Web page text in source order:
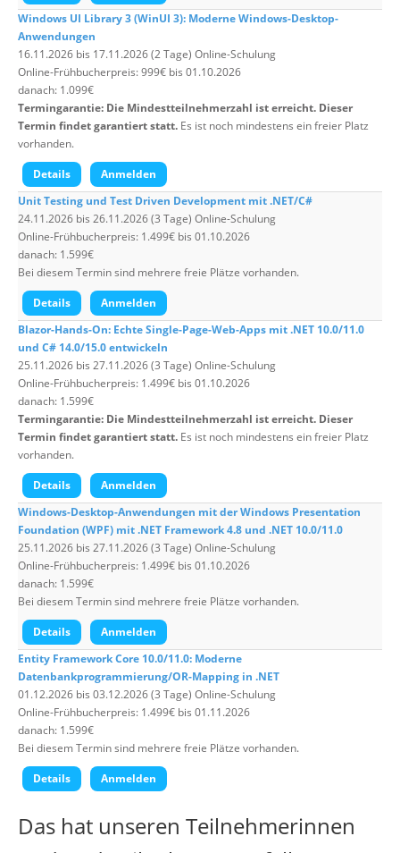
Windows UI Library 3 (WinUI 3): Moderne Windows-Desktop-
Anwendungen
16.11.2026 bis 17.11.2026 (2 Tage) Online-Schulung
Online-Frühbucherpreis: 999€ bis 01.10.2026
danach: 1.099€
Termingarantie: Die Mindestteilnehmerzahl ist erreicht. Dieser
Termin findet garantiert statt. Es ist noch mindestens ein freier Platz
vorhanden.
Details
Anmelden
Unit Testing und Test Driven Development mit .NET/C#
24.11.2026 bis 26.11.2026 (3 Tage) Online-Schulung
Online-Frühbucherpreis: 1.499€ bis 01.10.2026
danach: 1.599€
Bei diesem Termin sind mehrere freie Plätze vorhanden.
Details
Anmelden
Blazor-Hands-On: Echte Single-Page-Web-Apps mit .NET 10.0/11.0
und C# 14.0/15.0 entwickeln
25.11.2026 bis 27.11.2026 (3 Tage) Online-Schulung
Online-Frühbucherpreis: 1.499€ bis 01.10.2026
danach: 1.599€
Termingarantie: Die Mindestteilnehmerzahl ist erreicht. Dieser
Termin findet garantiert statt. Es ist noch mindestens ein freier Platz
vorhanden.
Details
Anmelden
Windows-Desktop-Anwendungen mit der Windows Presentation
Foundation (WPF) mit .NET Framework 4.8 und .NET 10.0/11.0
25.11.2026 bis 27.11.2026 (3 Tage) Online-Schulung
Online-Frühbucherpreis: 1.499€ bis 01.10.2026
danach: 1.599€
Bei diesem Termin sind mehrere freie Plätze vorhanden.
Details
Anmelden
Entity Framework Core 10.0/11.0: Moderne
Datenbankprogrammierung/OR-Mapping in .NET
01.12.2026 bis 03.12.2026 (3 Tage) Online-Schulung
Online-Frühbucherpreis: 1.499€ bis 01.11.2026
danach: 1.599€
Bei diesem Termin sind mehrere freie Plätze vorhanden.
Details
Anmelden
Das hat unseren Teilnehmerinnen